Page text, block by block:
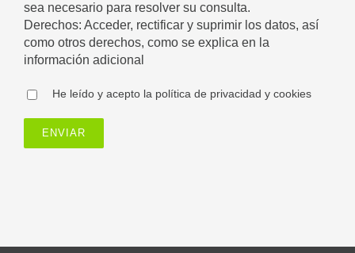
sea necesario para resolver su consulta.
Derechos: Acceder, rectificar y suprimir los datos, así
como otros derechos, como se explica en la
información adicional
He leído y acepto la política de privacidad y cookies